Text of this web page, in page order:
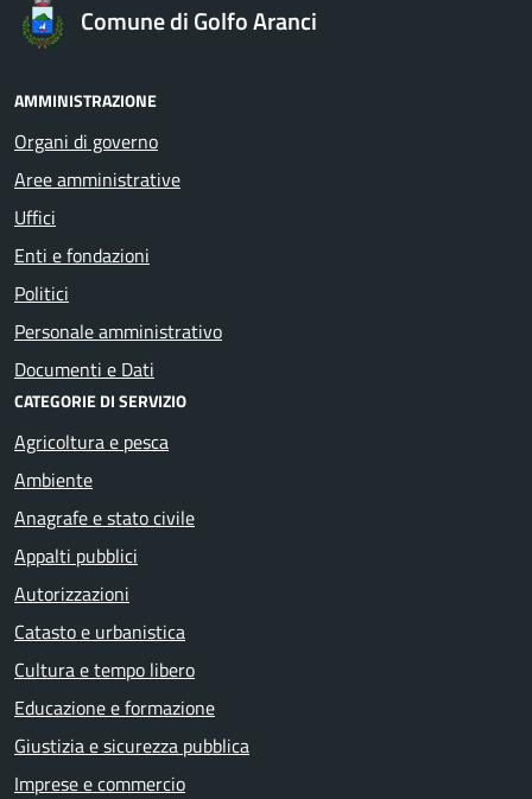
Comune di Golfo Aranci
AMMINISTRAZIONE
Organi di governo
Aree amministrative
Uffici
Enti e fondazioni
Politici
Personale amministrativo
Documenti e Dati
CATEGORIE DI SERVIZIO
Agricoltura e pesca
Ambiente
Anagrafe e stato civile
Appalti pubblici
Autorizzazioni
Catasto e urbanistica
Cultura e tempo libero
Educazione e formazione
Giustizia e sicurezza pubblica
Imprese e commercio